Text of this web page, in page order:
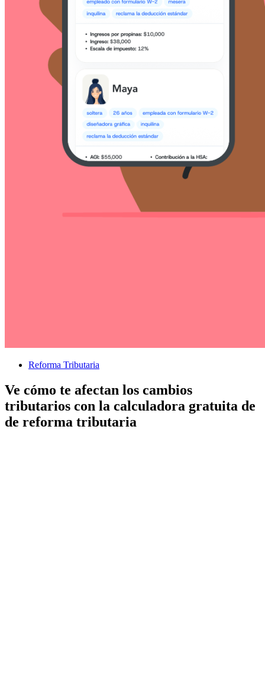
Reforma Tributaria
Ve cómo te afectan los cambios
tributarios con la calculadora gratuita de
de reforma tributaria